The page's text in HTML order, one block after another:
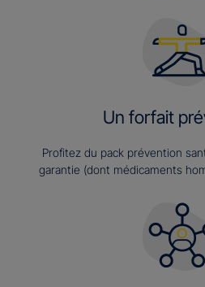
Un forfait
Profitez du pack prévention
garantie (dont médicaments